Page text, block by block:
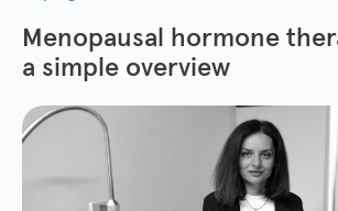
Menopausal hormone
a simple overview